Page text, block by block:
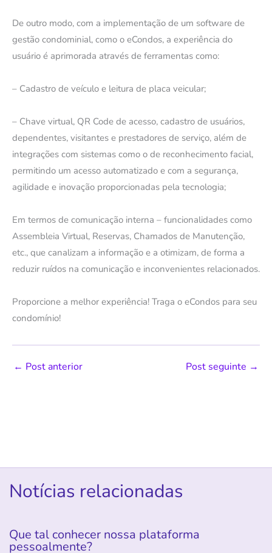
De outro modo, com a implementação de um software de
gestão condominial, como o eCondos, a experiência do
usuário é aprimorada através de ferramentas como:
– Cadastro de veículo e leitura de placa veicular;
– Chave virtual, QR Code de acesso, cadastro de usuários,
dependentes, visitantes e prestadores de serviço, além de
integrações com sistemas como o de reconhecimento facial,
permitindo um acesso automatizado e com a segurança,
agilidade e inovação proporcionadas pela tecnologia;
Em termos de comunicação interna – funcionalidades como
Assembleia Virtual, Reservas, Chamados de Manutenção,
etc., que canalizam a informação e a otimizam, de forma a
reduzir ruídos na comunicação e inconvenientes relacionados.
Proporcione a melhor experiência! Traga o eCondos para seu
condomínio!
← Post anterior Post seguinte →
Notícias relacionadas
Que tal conhecer nossa plataforma
pessoalmente?